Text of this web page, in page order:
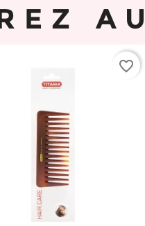
favorite_border